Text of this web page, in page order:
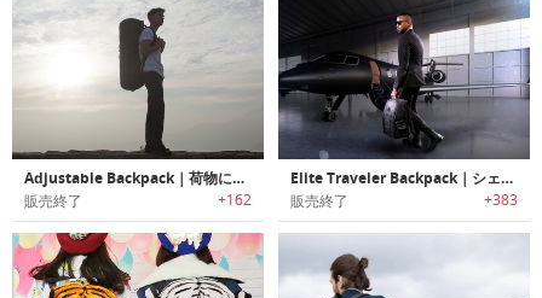
Adjustable Backpack｜荷物に合わせてサイズを拡張可能なマルチサイズバックパック「アジャスタブルバックパック」
販売終了 +162
Elite Traveler Backpack｜シェルフ/ドロワー付きバックパック「エリートトラベルバックパック」
販売終了 +383